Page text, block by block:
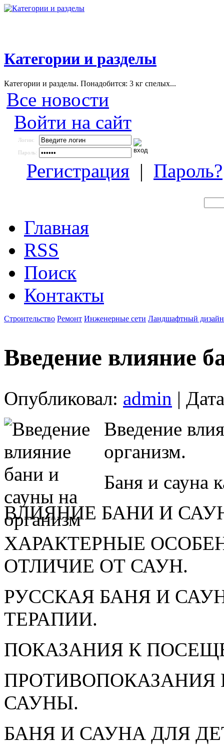
Категории и разделы
Категории и разделы. Понадобится: 3 кг спелых...
Все новости
Войти на сайт
Логин:
Пароль:
Регистрация | Пароль?
Главная
RSS
Поиск
Контакты
Строительство Ремонт Инженерные сети Ландшафтный дизайн
Введение влияние
Опубликовал: admin |
Введение
организм.
Баня и сауна
ВЛИЯНИЕ БАНИ И
ХАРАКТЕРНЫЕ
ОТЛИЧИЕ ОТ САУН.
РУССКАЯ БАНЯ И
ТЕРАПИИ.
ПОКАЗАНИЯ К
САУНЫ.
БАНЯ И САУНА ДЛЯ